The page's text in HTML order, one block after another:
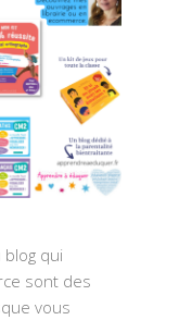
qui
sont des
vous